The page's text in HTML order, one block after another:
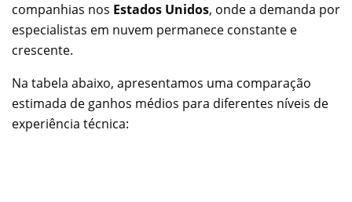
companhias nos Estados Unidos, onde a demanda por
especialistas em nuvem permanece constante e
crescente.
Na tabela abaixo, apresentamos uma comparação
estimada de ganhos médios para diferentes níveis de
experiência técnica: